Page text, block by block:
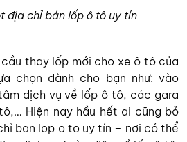
địa chỉ bán lốp ô tô uy tín
thay lốp mới cho xe ô tô của
chọn dành cho bạn như: vào
dịch vụ về lốp ô tô, các gara
Hiện nay hầu hết ai cũng bỏ
ban lop o to uy tín – nơi có thể